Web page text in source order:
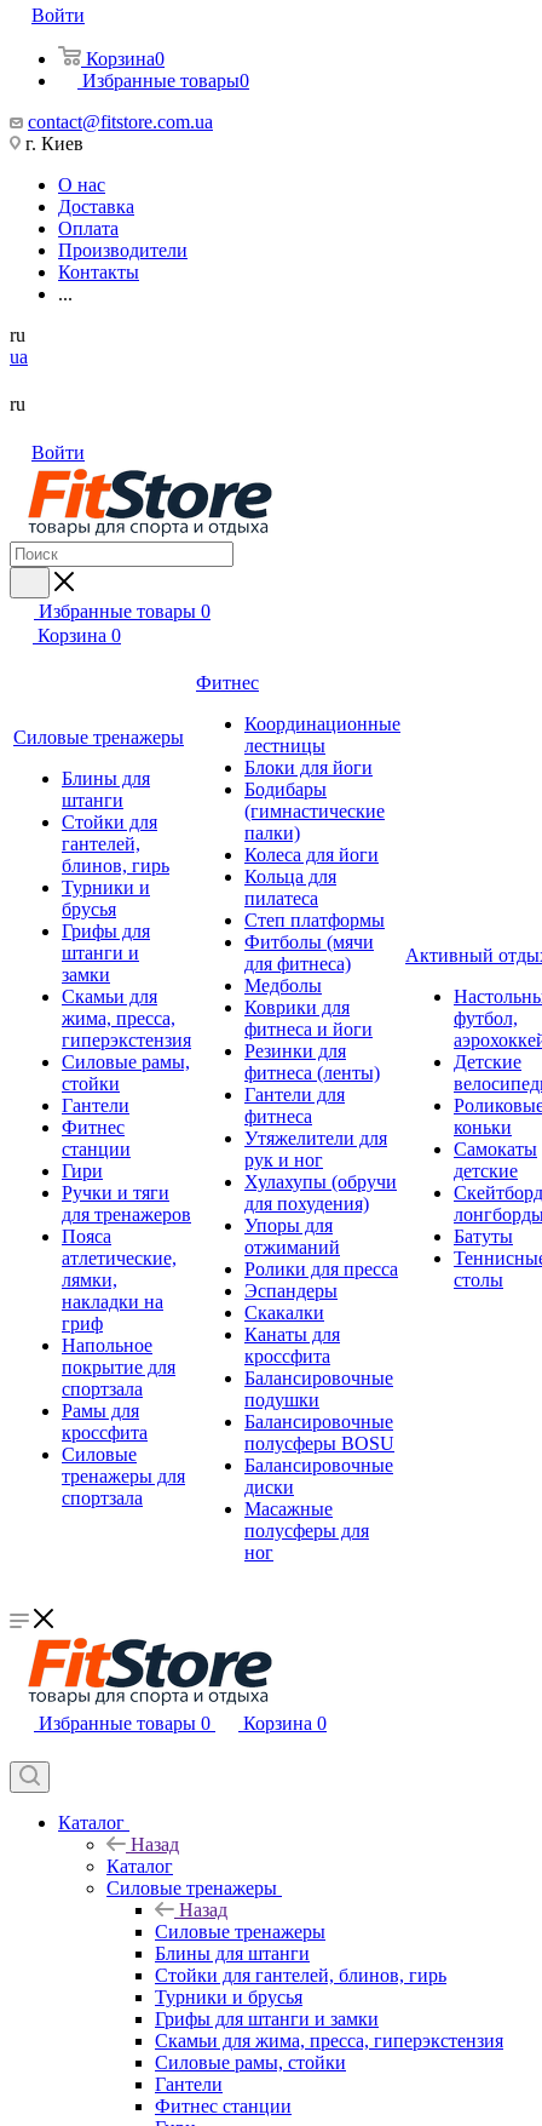
Войти
Корзина0
Избранные товары0
contact@fitstore.com.ua
г. Киев
О нас
Доставка
Оплата
Производители
Контакты
...
ru
ua
ru
Войти
Избранные товары 0
Корзина 0
Силовые тренажеры
Блины для
штанги
Стойки для
гантелей,
блинов, гирь
Турники и
брусья
Грифы для
штанги и
замки
Скамьи для
жима, пресса,
гиперэкстензия
Силовые рамы,
стойки
Гантели
Фитнес
станции
Гири
Ручки и тяги
для тренажеров
Пояса
атлетические,
лямки,
накладки на
гриф
Напольное
покрытие для
спортзала
Рамы для
кроссфита
Силовые
тренажеры для
спортзала
Фитнес
Координационные
лестницы
Блоки для йоги
Бодибары
(гимнастические
палки)
Колеса для йоги
Кольца для
пилатеса
Степ платформы
Фитболы (мячи
для фитнеса)
Медболы
Коврики для
фитнеса и йоги
Резинки для
фитнеса (ленты)
Гантели для
фитнеса
Утяжелители для
рук и ног
Хулахупы (обручи
для похудения)
Упоры для
отжиманий
Ролики для пресса
Эспандеры
Скакалки
Канаты для
кроссфита
Балансировочные
подушки
Балансировочные
полусферы BOSU
Балансировочные
диски
Масажные
полусферы для
ног
Активный
футбол,
Детские
коньки
Самокаты
детские
Батуты
столы
Избранные товары 0 Корзина 0
Каталог
Назад
Каталог
Силовые тренажеры
Назад
Силовые тренажеры
Блины для штанги
Стойки для гантелей, блинов, гирь
Турники и брусья
Грифы для штанги и замки
Скамьи для жима, пресса, гиперэкстензия
Силовые рамы, стойки
Гантели
Фитнес станции